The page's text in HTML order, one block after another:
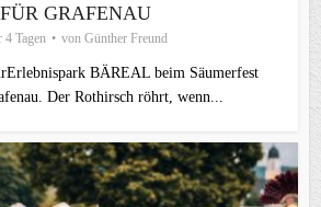
FÜR GRAFENAU
4 Tagen von Günther Freund
BÄREAL beim Säumerfest
Der Rothirsch röhrt, wenn...